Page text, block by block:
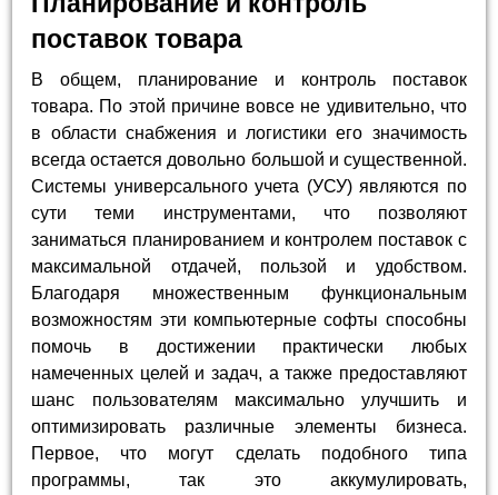
поставок товара
В общем, планирование и контроль поставок
товара. По этой причине вовсе не удивительно, что
в области снабжения и логистики его значимость
всегда остается довольно большой и существенной.
Системы универсального учета (УСУ) являются по
сути теми инструментами, что позволяют
заниматься планированием и контролем поставок с
максимальной отдачей, пользой и удобством.
Благодаря множественным функциональным
возможностям эти компьютерные софты способны
помочь в достижении практически любых
намеченных целей и задач, а также предоставляют
шанс пользователям максимально улучшить и
оптимизировать различные элементы бизнеса.
Первое, что могут сделать подобного типа
программы, так это аккумулировать,